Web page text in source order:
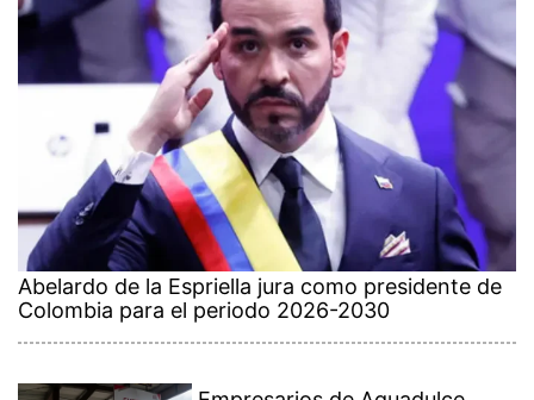
Abelardo de la Espriella jura como presidente de
Colombia para el periodo 2026-2030